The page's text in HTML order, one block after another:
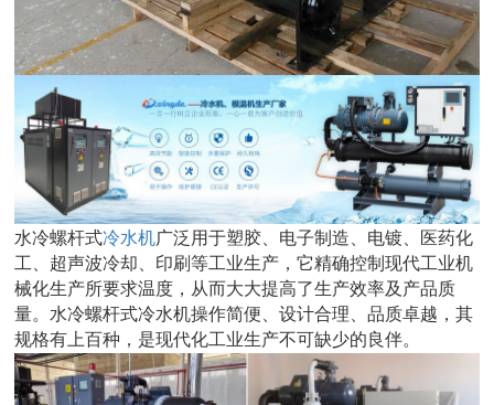
水冷螺杆式冷水机广泛用于塑胶、电子制造、电镀、医药化
工、超声波冷却、印刷等工业生产，它精确控制现代工业机
械化生产所要求温度，从而大大提高了生产效率及产品质
量。水冷螺杆式冷水机操作简便、设计合理、品质卓越，其
规格有上百种，是现代化工业生产不可缺少的良伴。